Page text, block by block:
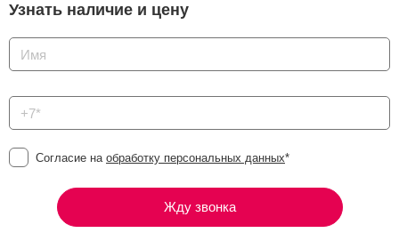
Узнать наличие и цену
Согласие на обработку персональных данных*
Жду звонка